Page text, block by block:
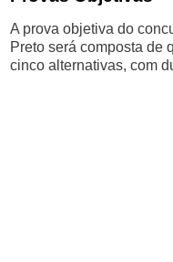
A prova objetiva do
Preto será composta de
cinco alternativas, com